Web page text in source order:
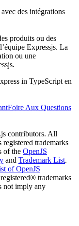
des intégrations
produits ou des
Expressjs. La
ou une
in TypeScript en
Foire Aux Questions
contributors. All
registered trademarks
of the OpenJS
and Trademark List.
of OpenJS
trademarks
not imply any